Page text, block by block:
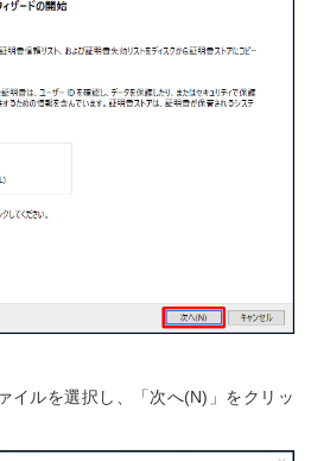
イルを選択し、「次へ(N)」をクリッ